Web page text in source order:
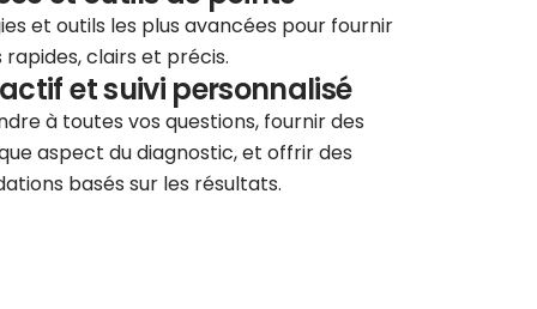
et outils les plus avancées pour fournir
clairs et précis.
et suivi personnalisé
à toutes vos questions, fournir des
aspect du diagnostic, et offrir des
basés sur les résultats.